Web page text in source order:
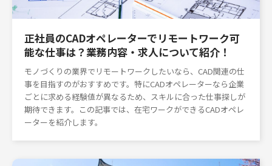
正社員のCADオペレーターでリモートワーク可
能な仕事は？業務内容・求人について紹介！
モノづくりの業界でリモートワークしたいなら、CAD関連の仕
事を目指すのがおすすめです。特にCADオペレーターなら企業
ごとに求める経験値が異なるため、スキルに合った仕事探しが
期待できます。この記事では、在宅ワークができるCADオペレ
ーターを紹介します。